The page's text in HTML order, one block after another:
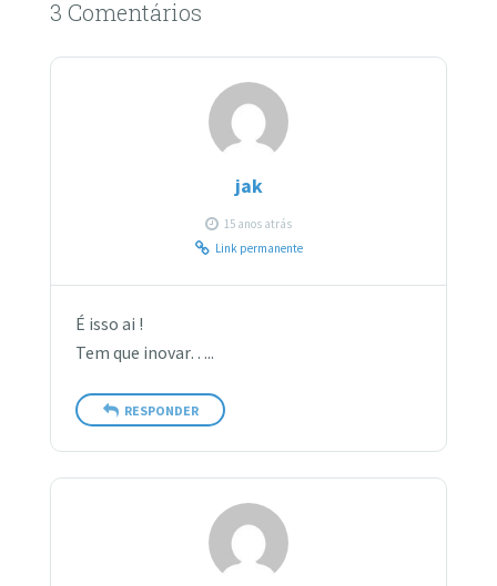
3 Comentários
jak
15 anos atrás
Link permanente
É isso ai !
Tem que inovar…..
RESPONDER